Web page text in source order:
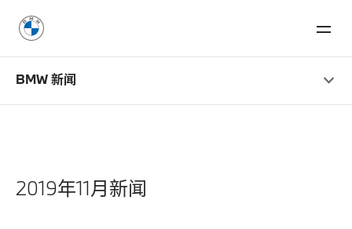
BMW 新闻
2019年11月新闻